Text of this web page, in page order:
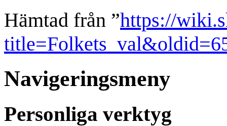
Hämtad från ”https://
Navigeringsmeny
Personliga verktyg